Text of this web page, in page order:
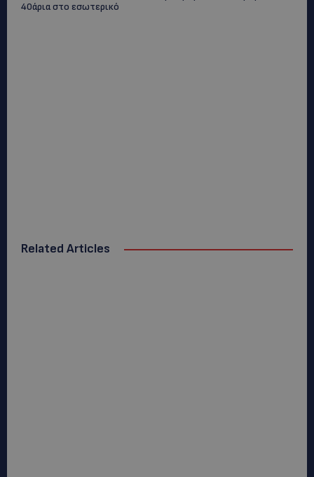
40άρια στο εσωτερικό
Related Articles